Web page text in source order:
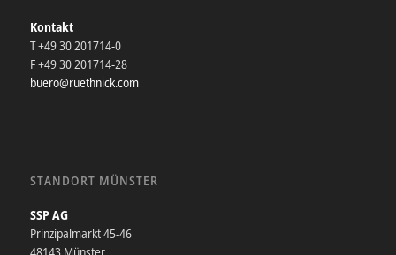
Kontakt
T +49 30 201714-0
F +49 30 201714-28
buero@ruethnick.com
STANDORT MÜNSTER
SSP AG
Prinzipalmarkt 45-46
48143 Münster